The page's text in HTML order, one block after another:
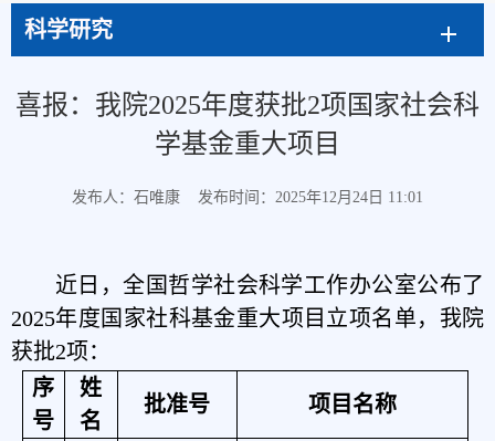
科学研究
喜报：我院2025年度获批2项国家社会科
学基金重大项目
发布人：石唯康 发布时间：2025年12月24日 11:01
近日 ，全国哲学社会科学工作办公室公布了
2025年度国家社科基金重大项目立项名单，我院
获批2项：
序
号
姓
名
批准号 项目名称